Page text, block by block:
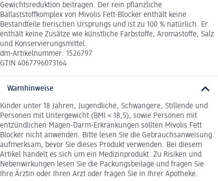
Gewichtsreduktion beitragen. Der rein pflanzliche
Ballaststoffkomplex von Mivolis Fett-Blocker enthält keine
Bestandteile tierischen Ursprungs und ist zu 100 % natürlich. Er
enthält keine Zusätze wie künstliche Farbstoffe, Aromastoffe, Salz
und Konservierungsmittel.
dm-Artikelnummer: 1526797
GTIN 4067796073164
Warnhinweise
Kinder unter 18 Jahren, Jugendliche, Schwangere, Stillende und
Personen mit Untergewicht (BMI < 18,5), sowie Personen mit
entzündlichen Magen-Darm-Erkrankungen sollten Mivolis Fett
Blocker nicht anwenden. Bitte lesen Sie die Gebrauchsanweisung
aufmerksam, bevor Sie dieses Produkt verwenden. Bei diesem
Artikel handelt es sich um ein Medizinprodukt. Zu Risiken und
Nebenwirkungen lesen Sie die Packungsbeilage und fragen Sie
Ihre Ärztin oder Ihren Arzt oder fragen Sie in Ihrer Apotheke.